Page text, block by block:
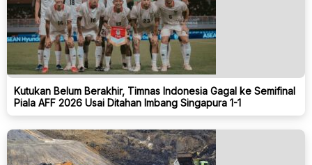
Kutukan Belum Berakhir, Timnas Indonesia Gagal ke Semifinal
Piala AFF 2026 Usai Ditahan Imbang Singapura 1-1